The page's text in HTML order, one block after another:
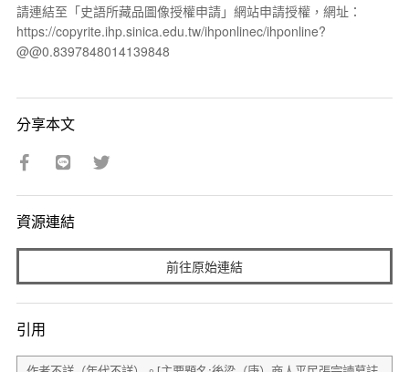
請連結至「史語所藏品圖像授權申請」網站申請授權，網址：
https://copyrite.ihp.sinica.edu.tw/ihponlinec/ihponline?
@@0.8397848014139848
分享本文
資源連結
前往原始連結
引用